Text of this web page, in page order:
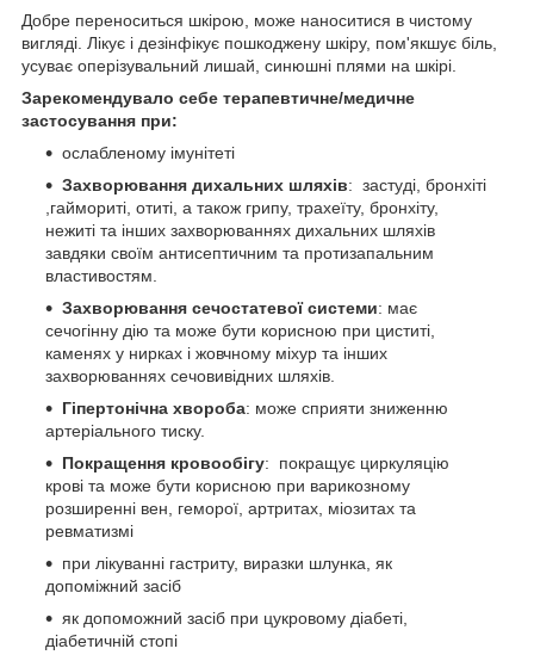
Добре переноситься шкірою, може наноситися в чистому
вигляді. Лікує і дезінфікує пошкоджену шкіру, пом'якшує біль,
усуває оперізувальний лишай, синюшні плями на шкірі.
Зарекомендувало себе терапевтичне/медичне
застосування при:
ослабленому імунітеті
Захворювання дихальних шляхів: застуді, бронхіті
,гаймориті, отиті, а також грипу, трахеїту, бронхіту,
нежиті та інших захворюваннях дихальних шляхів
завдяки своїм антисептичним та протизапальним
властивостям.
Захворювання сечостатевої системи: має
сечогінну дію та може бути корисною при циститі,
каменях у нирках і жовчному міхур та інших
захворюваннях сечовивідних шляхів.
Гіпертонічна хвороба: може сприяти зниженню
артеріального тиску.
Покращення кровообігу: покращує циркуляцію
крові та може бути корисною при варикозному
розширенні вен, геморої, артритах, міозитах та
ревматизмі
при лікуванні гастриту, виразки шлунка, як
допоміжний засіб
як допоможний засіб при цукровому діабеті,
діабетичній стопі